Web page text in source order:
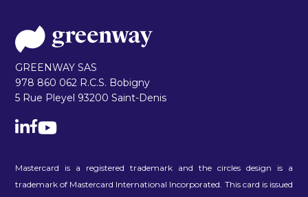
GREENWAY SAS
978 860 062 R.C.S. Bobigny
5 Rue Pleyel 93200 Saint-Denis
Mastercard is a registered trademark and the circles design is a
trademark of Mastercard International Incorporated. This card is issued